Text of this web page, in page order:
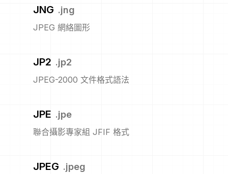
JNG .jng
JPEG 網絡圖形
JP2 .jp2
JPEG-2000 文件格式語法
JPE .jpe
聯合攝影專家組 JFIF 格式
JPEG .jpeg